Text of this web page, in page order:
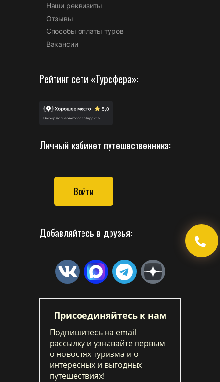
Наши реквизиты
Отзывы
Способы оплаты туров
Вакансии
Рейтинг сети «Турсфера»:
Личный кабинет путешественника:
Войти
Добавляйтесь в друзья:
Присоединяйтесь к нам
Подпишитесь на email
рассылку и узнавайте первым
о новостях туризма и о
интересных и выгодных
путешествиях!